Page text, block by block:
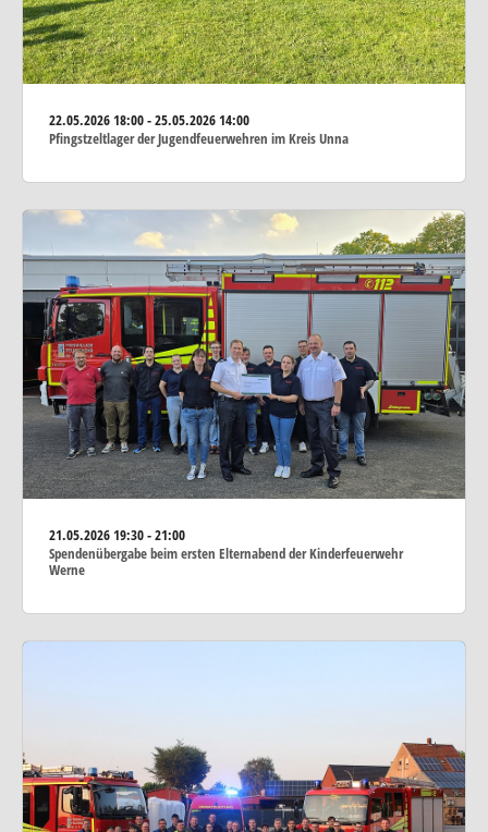
22.05.202618:00 - 25.05.2026 14:00
Pfingstzeltlager der Jugendfeuerwehren im Kreis Unna
21.05.202619:30 - 21:00
Spendenübergabe beim ersten Elternabend der Kinderfeuerwehr
Werne